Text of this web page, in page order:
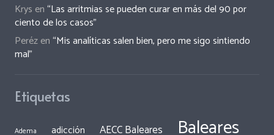
Krys en“Las arritmias se pueden curar en más del 90 por
ciento de los casos”
Perézen“Mis analíticas salen bien, pero me sigo sintiendo
mal”
Etiquetas
Adema adicción AECC Baleares Baleares